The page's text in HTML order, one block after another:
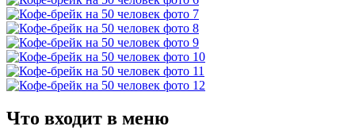
Что входит в меню